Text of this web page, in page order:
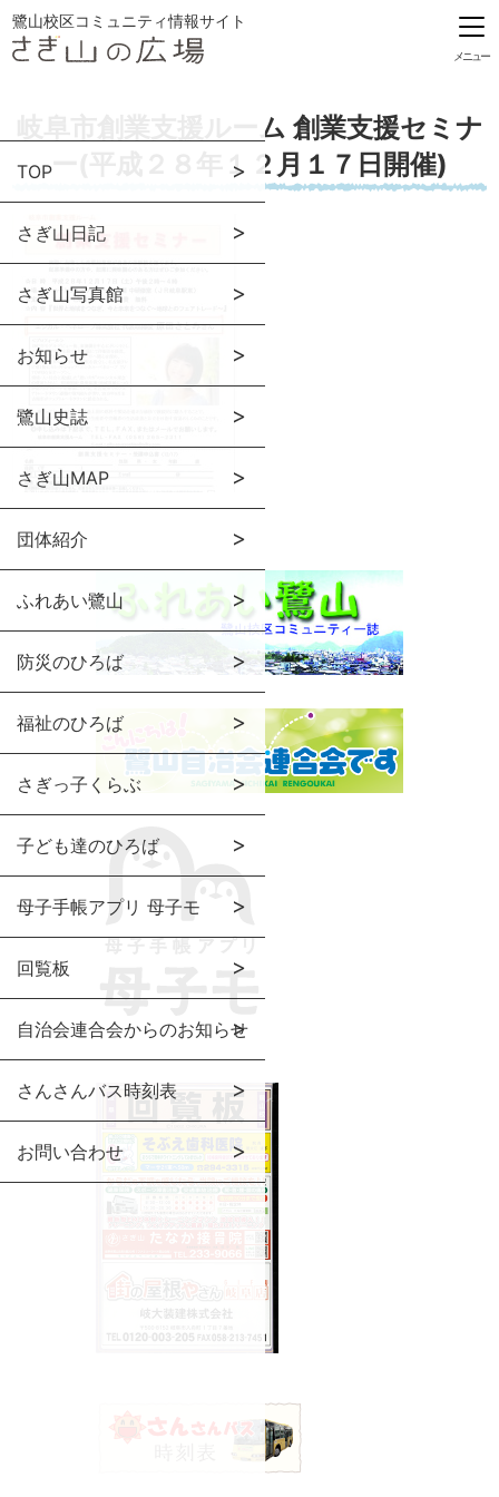
鷺山校区コミュニティ情報サイト
メニュー
TOP
さぎ山日記
さぎ山写真館
お知らせ
鷺山史誌
さぎ山MAP
団体紹介
ふれあい鷺山
防災のひろば
福祉のひろば
さぎっ子くらぶ
子ども達のひろば
母子手帳アプリ 母子モ
回覧板
自治会連合会からのお知らせ
さんさんバス時刻表
お問い合わせ
岐阜市創業支援ルーム 創業支援セミナ
ー(平成２８年１２月１７日開催)